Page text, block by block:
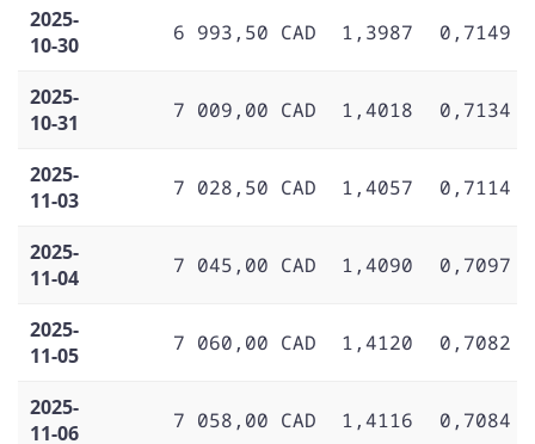
2025-
10-30
6 993,50 CAD 1,3987 0,7149
2025-
10-31
7 009,00 CAD 1,4018 0,7134
2025-
11-03
7 028,50 CAD 1,4057 0,7114
2025-
11-04
7 045,00 CAD 1,4090 0,7097
2025-
11-05
7 060,00 CAD 1,4120 0,7082
2025-
11-06
7 058,00 CAD 1,4116 0,7084